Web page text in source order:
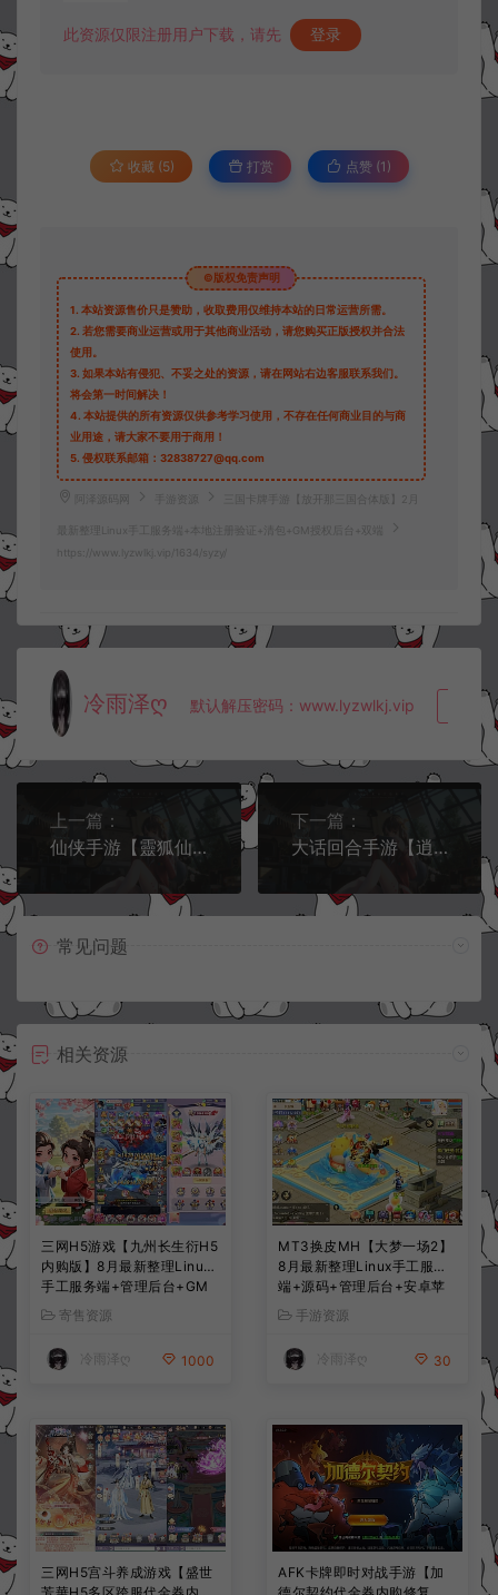
此资源仅限注册用户下载，请先 登录
收藏 (5) 打赏 点赞 (1 )
©版权免责声明
1. 本站资源售价只是赞助，收取费用仅维持本站的日常运营所需。
2. 若您需要商业运营或用于其他商业活动，请您购买正版授权并合法
使用。
3. 如果本站有侵犯、不妥之处的资源，请在网站右边客服联系我们。
将会第一时间解决！
4. 本站提供的所有资源仅供参考学习使用，不存在任何商业目的与商
业用途，请大家不要用于商用！
5. 侵权联系邮箱：32838727@qq.com
阿泽源码网 手游资源 三国卡牌手游【放开那三国合体版】2月
最新整理Linux手工服务端+本地注册验证+清包+GM授权后台+双端
https://www.lyzwlkj.vip/1634/syzy/
冷雨泽ღ 默认解压密码：www.lyzwlkj.vip 复
上一篇：
仙侠手游【靈狐仙境】2月最新整理Linux手工服务端+充值后台+GM授权后台+安卓苹果双端
下一篇：
大话回合手游【逍遥3盛世星辰】2月最新整理Linux手工服务端+GM后台+安卓苹果双端
常见问题
相关资源
三网H5游戏【九州长生衍H5
内购版】8月最新整理Linux
手工服务端+管理后台+GM
授权后台+简易安卓客户端
+详细搭建教程+视频教程
寄售资源
冷雨泽ღ 1000
MT3换皮MH【大梦一场2】
8月最新整理Linux手工服务
端+源码+管理后台+安卓苹
果双端+详细搭建教程+视频
教程
手游资源
冷雨泽ღ 30
三网H5宫斗养成游戏【盛世
AFK卡牌即时对战手游【加